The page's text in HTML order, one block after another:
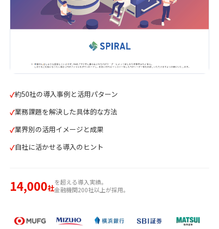
約50社の導入事例と活用パターン
業務課題を解決した具体的な方法
業界別の活用イメージと成果
自社に活かせる導入のヒント
14,000社
を超える導入実績。
金融機関200社以上が採用。